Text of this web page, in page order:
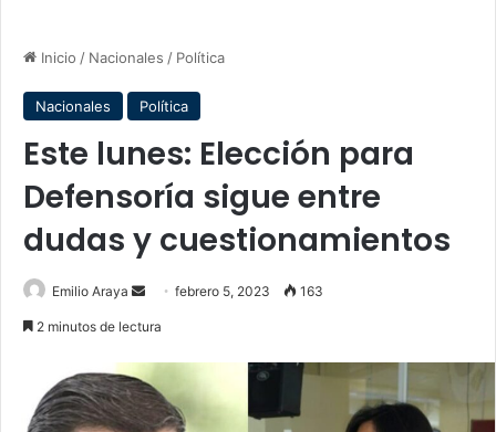
Inicio / Nacionales / Política
Nacionales Política
Este lunes: Elección para
Defensoría sigue entre
dudas y cuestionamientos
Emilio Araya
Sendfebrero 5, 2023 163
2 minutos de lectura